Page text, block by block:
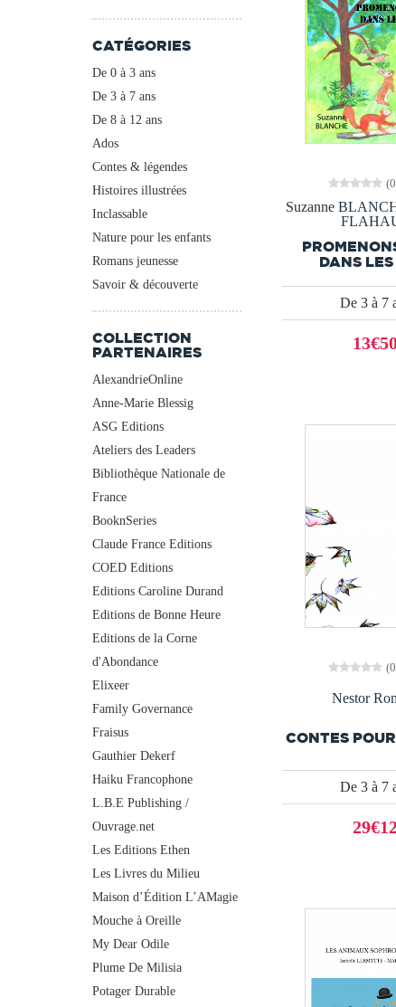
CATÉGORIES
De 0 à 3 ans
De 3 à 7 ans
De 8 à 12 ans
Ados
Contes & légendes
Histoires illustrées
Inclassable
Nature pour les enfants
Romans jeunesse
Savoir & découverte
COLLECTION
PARTENAIRES
AlexandrieOnline
Anne-Marie Blessig
ASG Editions
Ateliers des Leaders
Bibliothèque Nationale de
France
BooknSeries
Claude France Editions
COED Editions
Editions Caroline Durand
Editions de Bonne Heure
Editions de la Corne
d'Abondance
Elixeer
Family Governance
Fraisus
Gauthier Dekerf
Haiku Francophone
L.B.E Publishing /
Ouvrage.net
Les Editions Ethen
Les Livres du Milieu
Maison d’Édition L’AMagie
Mouche à Oreille
My Dear Odile
Plume De Milisia
Potager Durable
Suzanne
DANS LES
De 3 à 7
Nestor
CONTES
De 3 à 7